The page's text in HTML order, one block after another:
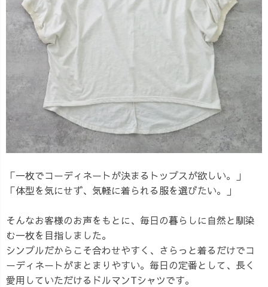
「一枚でコーディネートが決まるトップスが欲しい。」
「体型を気にせず、気軽に着られる服を選びたい。」
そんなお客様のお声をもとに、毎日の暮らしに自然と馴染
む一枚を目指しました。
シンプルだからこそ合わせやすく、さらっと着るだけでコ
ーディネートがまとまりやすい。毎日の定番として、長く
愛用していただけるドルマンTシャツです。